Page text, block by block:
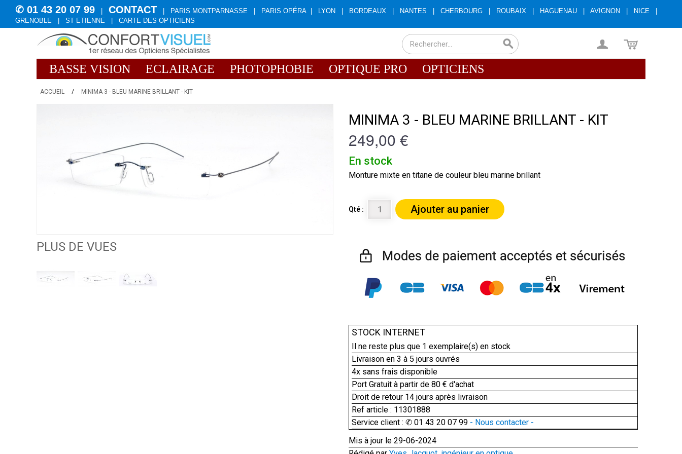
✆ 01 43 20 07 99 CONTACT PARIS MONTPARNASSE PARIS OPÉRA LYON BORDEAUX NANTES CHERBOURG ROUBAIX HAGUENAU AVIGNON NICE
GRENOBLE
ST ETIENNE CARTE DES OPTICIENS
BASSE VISION ECLAIRAGE PHOTOPHOBIE OPTIQUE PRO OPTICIENS
ACCUEIL / MINIMA 3 - BLEU MARINE BRILLANT - KIT
PLUS DE VUES
MINIMA 3 - BLEU MARINE BRILLANT - KIT
249,00 €
En stock
Monture mixte en titane de couleur bleu marine brillant
Qté : Ajouter au panier
STOCK INTERNET
Il ne reste plus que 1 exemplaire(s) en stock
Livraison en 3 à 5 jours ouvrés
4x sans frais disponible
Port Gratuit à partir de 80 € d'achat
Droit de retour 14 jours après livraison
Ref article : 11301888
Service client : ✆ 01 43 20 07 99 - Nous contacter -
Mis à jour le 29-06-2024